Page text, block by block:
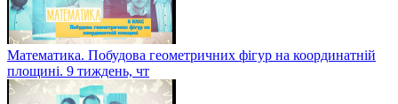
Математика. Побудова геометричних фігур на координатній
площині. 9 тиждень, чт